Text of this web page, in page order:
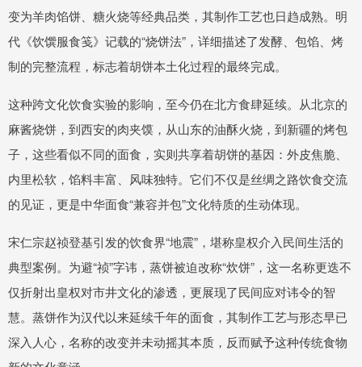
变为羊肉馅饼、糖火烧等经典品类，其制作工艺也日趋成熟。明
代《饮馔服食笺》记载的“烧饼法”，详细描述了发酵、包馅、烤
制的完整流程，标志着胡饼本土化过程的最终完成。
这种跨文化饮食实验的影响，至今仍在北方食肆延续。从北京的
麻酱烧饼，到西安的肉夹馍，从山东的油酥火烧，到新疆的烤包
子，这些看似不同的面食，实则共享着胡饼的基因：外皮焦脆、
内里松软，馅料丰富、风味独特。它们不仅是丝绸之路饮食交流
的见证，更是中华面食“兼容并包”文化特质的生动体现。
宋仁宗赵祯登基引发的饮食界“地震”，堪称皇权介入民间生活的
典型案例。为避“祯”字讳，蒸饼被迫改称“炊饼”，这一名称更迭不
仅折射出皇权对市井文化的渗透，更展现了民间应对讳令的智
慧。蒸饼作为汉代以来延续千年的面食，其制作工艺与形态早已
深入人心，名称的改变并未动摇其本质，反而赋予这种传统食物